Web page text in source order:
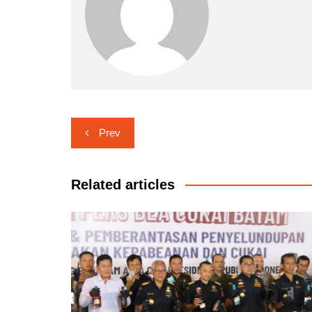
Navigasi
pos
Prev
Related articles